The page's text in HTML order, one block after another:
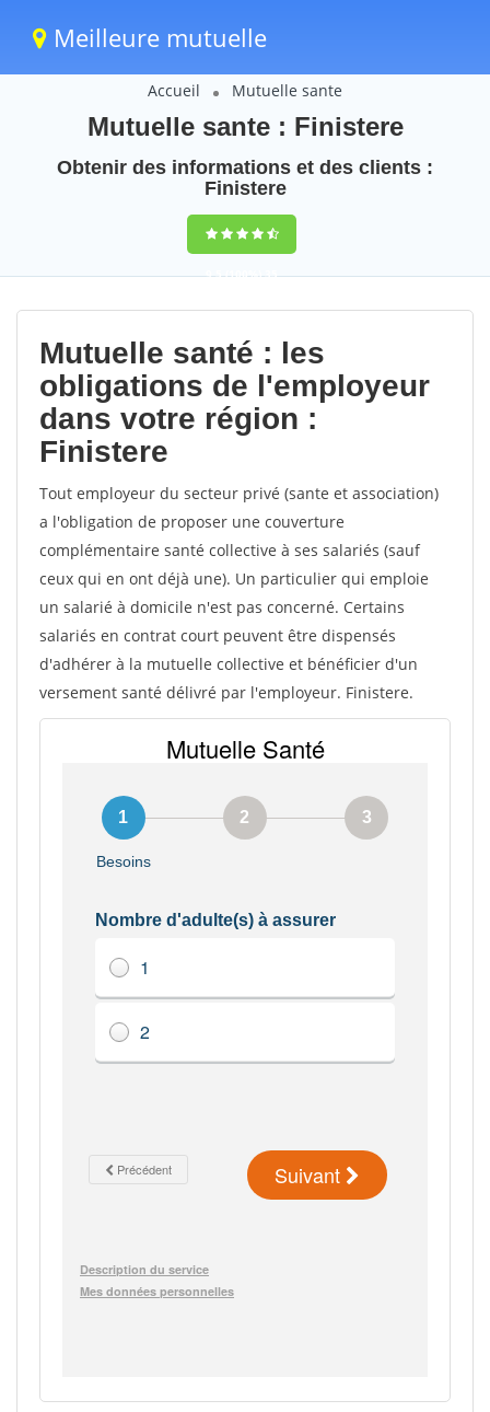
Meilleure mutuelle
Accueil Mutuelle sante
Mutuelle sante : Finistere
Obtenir des informations et des clients :
Finistere
9,5(100%)35
votes
Mutuelle santé : les
obligations de l'employeur
dans votre région :
Finistere
Tout employeur du secteur privé (sante et association)
a l'obligation de proposer une couverture
complémentaire santé collective à ses salariés (sauf
ceux qui en ont déjà une). Un particulier qui emploie
un salarié à domicile n'est pas concerné. Certains
salariés en contrat court peuvent être dispensés
d'adhérer à la mutuelle collective et bénéficier d'un
versement santé délivré par l'employeur. Finistere.